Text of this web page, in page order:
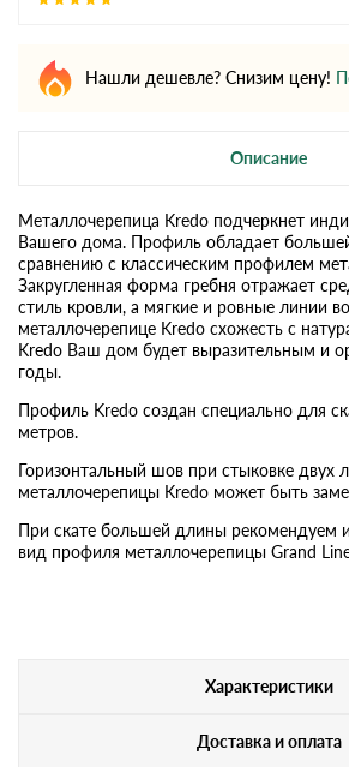
Нашли дешевле? Снизим цену!
Описание
Металлочерепица Kredo подчеркнет
Вашего дома. Профиль обладает
сравнению с классическим профилем
Закругленная форма гребня отражает
стиль кровли, а мягкие и ровные линии
металлочерепице Kredo схожесть с
Kredo Ваш дом будет выразительным и
годы.
Профиль Kredo создан специально для
метров.
Горизонтальный шов при стыковке двух
металлочерепицы Kredo может быть
При скате большей длины рекомендуем
вид профиля металлочерепицы Grand
Характеристики
Доставка и оплата